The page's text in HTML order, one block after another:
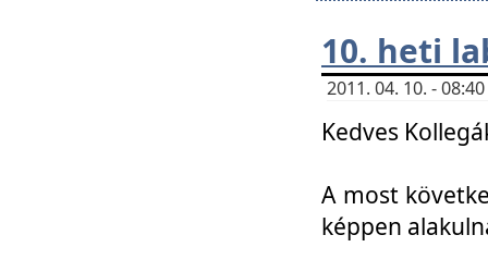
10. heti
2011. 04. 10. -
Kedves
A most
képpen